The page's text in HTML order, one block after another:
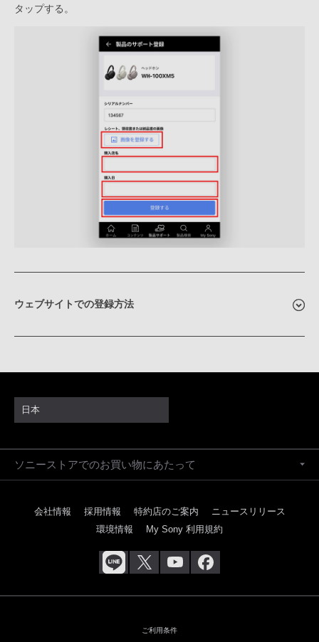
タップする。
ウェブサイトでの登録方法
日本
ソニーストアでのお買い物にあたって
会社情報 採用情報 特約店のご案内
ニュースリリース
環境情報
My Sony 利用規約
ご利用条件